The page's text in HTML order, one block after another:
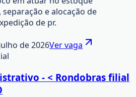
e alocação de
de pr.
de 2026Ver vaga
- < Rondobras filial